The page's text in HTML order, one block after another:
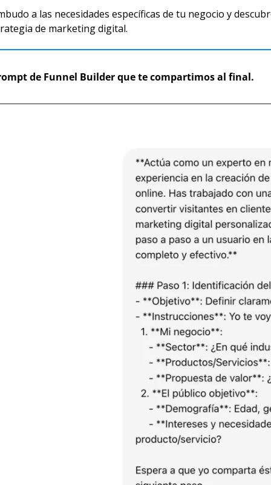
a las necesidades específicas de tu negocio y
de marketing digital.
de Funnel Builder que te compartimos al final.